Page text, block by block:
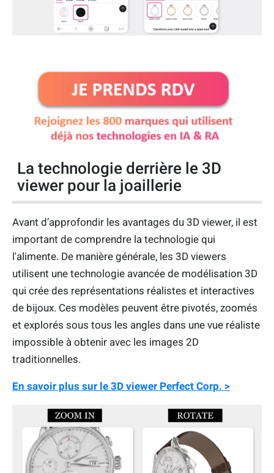
La technologie derrière le 3D
viewer pour la joaillerie
Avant d’approfondir les avantages du 3D viewer, il est
important de comprendre la technologie qui
l'alimente. De manière générale, les 3D viewers
utilisent une technologie avancée de modélisation 3D
qui crée des représentations réalistes et interactives
de bijoux. Ces modèles peuvent être pivotés, zoomés
et explorés sous tous les angles dans une vue réaliste
impossible à obtenir avec les images 2D
traditionnelles.
En savoir plus sur le 3D viewer Perfect Corp. >